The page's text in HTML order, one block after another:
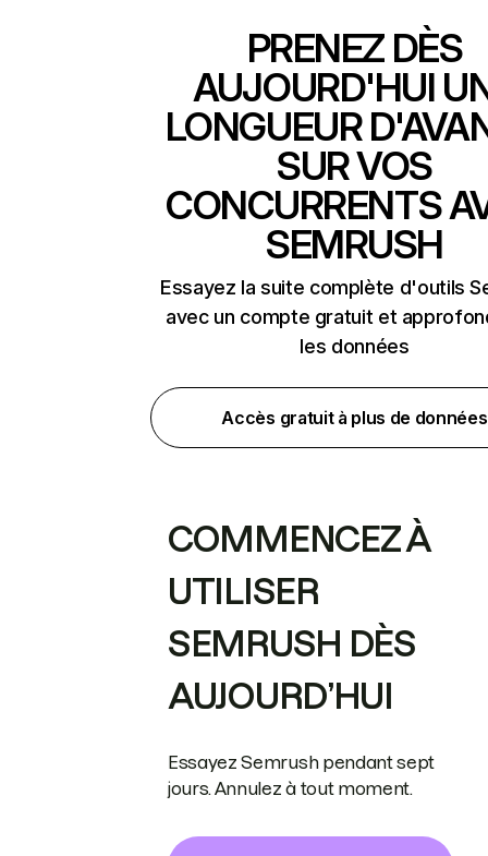
PRENEZ DÈS
AUJOURD'HUI
LONGUEUR
SUR VOS
CONCURRENTS
SEMRUSH
Essayez la suite complète d'outils
avec un compte gratuit et
les données
Accès gratuit à plus de données
COMMENCEZ À
UTILISER
SEMRUSH DÈS
AUJOURD’HUI
Essayez Semrush pendant sept
jours. Annulez à tout moment.